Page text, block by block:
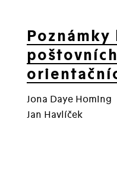
Jona Daye Homing
Jan Havlíček